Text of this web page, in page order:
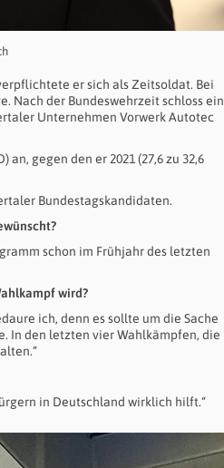
er sich als Zeitsoldat. Bei
Nach der Bundeswehrzeit schloss ein
Unternehmen Vorwerk Autotec
gegen den er 2021 (27,6 zu 32,6
Bundestagskandidaten.
schon im Frühjahr des letzten
wird?
ich, denn es sollte um die Sache
In den letzten vier Wahlkämpfen, die
in Deutschland wirklich hilft.“